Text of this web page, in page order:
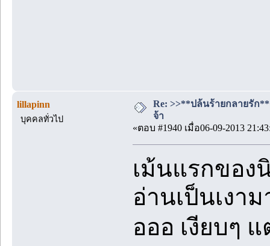
lillapinn
บุคคลทั่วไป
Re: >>**ปล้นร้ายกลายรัก
จ้า
«ตอบ #1940 เมื่อ06-09-2013
เม้นแรกของ
อ่านเป็นเงา
อออ เงียบๆ